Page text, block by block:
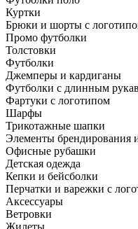
Куртки
Брюки и шорты с
Промо футболки
Толстовки
Футболки
Джемперы и кардиганы
Футболки с длинным
Фартуки с логотипом
Шарфы
Трикотажные шапки
Элементы брендирования
Офисные рубашки
Детская одежда
Кепки и бейсболки
Перчатки и варежки с
Аксессуары
Ветровки
Жилеты